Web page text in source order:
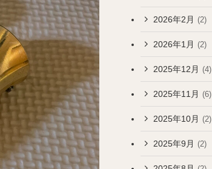
2026年2月 (2)
2026年1月 (2)
2025年12月 (4)
2025年11月 (6)
2025年10月 (2)
2025年9月 (2)